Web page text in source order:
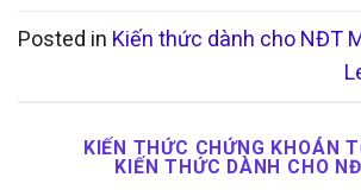
Posted in Kiến thức dành cho NĐT
KIẾN THỨC CHỨNG KHOÁN
KIẾN THỨC DÀNH CHO